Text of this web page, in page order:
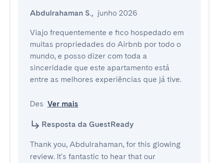
Abdulrahaman S., junho 2026
Viajo frequentemente e fico hospedado em
muitas propriedades do Airbnb por todo o
mundo, e posso dizer com toda a
sinceridade que este apartamento está
entre as melhores experiências que já tive.
Des Ver mais
Resposta da GuestReady
Thank you, Abdulrahaman, for this glowing
review. It's fantastic to hear that our